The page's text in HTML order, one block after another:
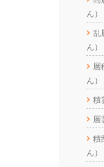
ん）
乱
ん）
層
ん）
積
層
積
ん）